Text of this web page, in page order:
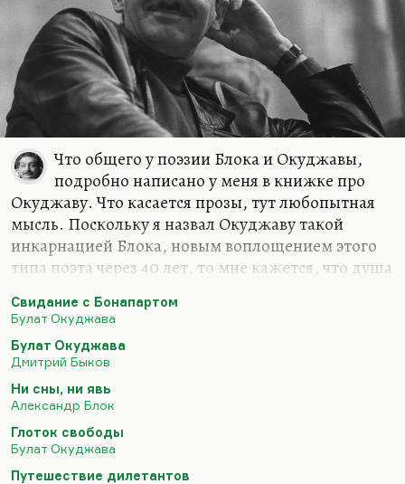
Что общего у поэзии Блока и Окуджавы,
подробно написано у меня в книжке про
Окуджаву. Что касается прозы, тут любопытная
мысль. Поскольку я назвал Окуджаву такой
инкарнацией Блока, новым воплощением этого
типа поэта через 40 лет, то мне кажется, что душа
чего-то набраться.
У Блока была проблема в том, что при всей своей
божественной музыкальности, при гениальности
отрывков его прозы, о которой говорил
Пастернак, он не умел писать сюжетные вещи.
Когда он захотел написать сюжетную биографию
(ему не далось «Возмездие» в прозе, он решил
написать «Исповедь язычника»). «Исповедь» он
Свидание с Бонапартом
Булат Окуджава
Булат Окуджава
Дмитрий Быков
Ни сны, ни явь
Александр Блок
Глоток свободы
Булат Окуджава
Путешествие дилетантов